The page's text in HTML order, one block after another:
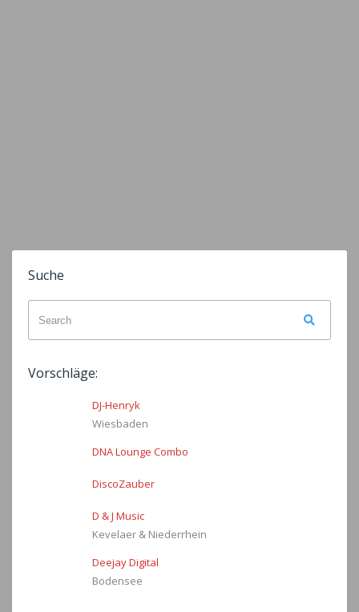
Suche
for:
Vorschläge:
DJ-Henryk
Wiesbaden
DNA Lounge Combo
DiscoZauber
D & J Music
Kevelaer & Niederrhein
Deejay Digital
Bodensee